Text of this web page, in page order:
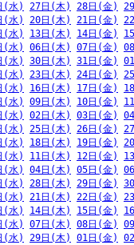
(水) 27日(木) 28日(金)
(水) 20日(木) 21日(金)
(水) 13日(木) 14日(金)
(水) 06日(木) 07日(金)
(水) 30日(木) 31日(金)
(水) 23日(木) 24日(金)
(水) 16日(木) 17日(金)
(水) 09日(木) 10日(金)
(水) 02日(木) 03日(金)
(水) 25日(木) 26日(金)
(水) 18日(木) 19日(金)
(水) 11日(木) 12日(金)
(水) 04日(木) 05日(金)
(水) 28日(木) 29日(金)
(水) 21日(木) 22日(金)
(水) 14日(木) 15日(金)
(水) 07日(木) 08日(金)
(水) 29日(木) 01日(金)